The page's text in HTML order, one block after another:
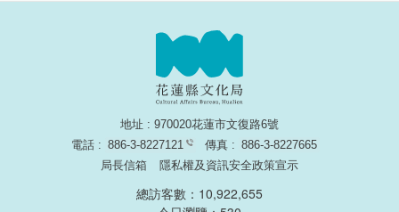
地址 : 970020花蓮市文復路6號
電話 : 886-3-8227121 傳真 : 886-3-8227665
局長信箱
隱私權及資訊安全政策宣示
總訪客數：10,922,655